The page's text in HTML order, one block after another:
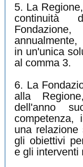
5. La
continuità
in un'unica
al comma 3.
6. La
alla
dell'anno
una
gli obiettivi
e gli interventi